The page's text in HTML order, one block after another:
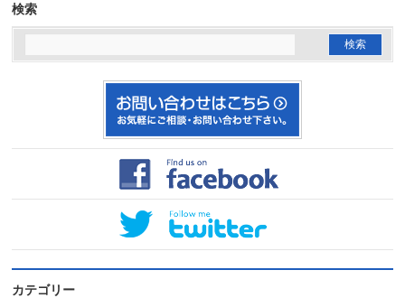
検索
カテゴリー